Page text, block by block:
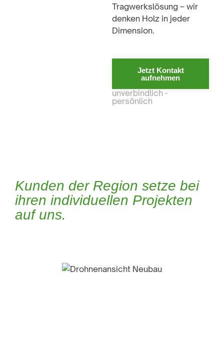
Tragwerkslösung – wir
denken Holz in jeder
Dimension.
Jetzt Kontakt
aufnehmen
unverbindlich -
persönlich
Kunden der Region setze bei
ihren individuellen Projekten
auf uns.